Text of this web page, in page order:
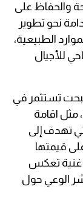
والحفاظ على
نحو تطوير
الطبيعية،
للأجيال
تستثمر في
مثل اقامة
تهدف إلى
قيمتها
غنية تعكس
الوعي حول